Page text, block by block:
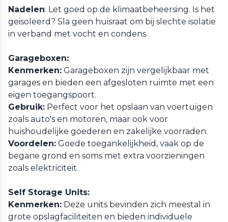
Nadelen: Let goed op de klimaatbeheersing. Is het
geisoleerd? Sla geen huisraat om bij slechte isolatie
in verband met vocht en condens.
Garageboxen:
Kenmerken: Garageboxen zijn vergelijkbaar met
garages en bieden een afgesloten ruimte met een
eigen toegangspoort.
Gebruik: Perfect voor het opslaan van voertuigen
zoals auto's en motoren, maar ook voor
huishoudelijke goederen en zakelijke voorraden.
Voordelen: Goede toegankelijkheid, vaak op de
begane grond en soms met extra voorzieningen
zoals elektriciteit.
Self Storage Units:
Kenmerken: Deze units bevinden zich meestal in
grote opslagfaciliteiten en bieden individuele